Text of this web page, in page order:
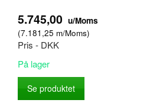
5.745,00 u/Moms
(7.181,25 m/Moms)
Pris - DKK
På lager
Se produktet